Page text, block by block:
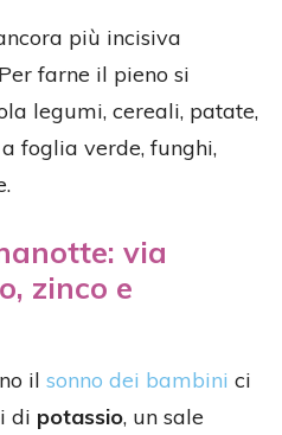
più incisiva
farne il pieno si
legumi, cereali, patate,
foglia verde, funghi,
via
zinco e
il sonno dei bambini ci
di potassio, un sale